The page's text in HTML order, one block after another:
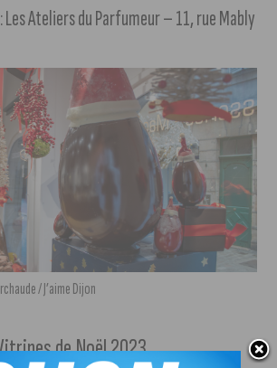
Les Ateliers du Parfumeur – 11, rue Mably
/ J’aime Dijon
de Noël 2023